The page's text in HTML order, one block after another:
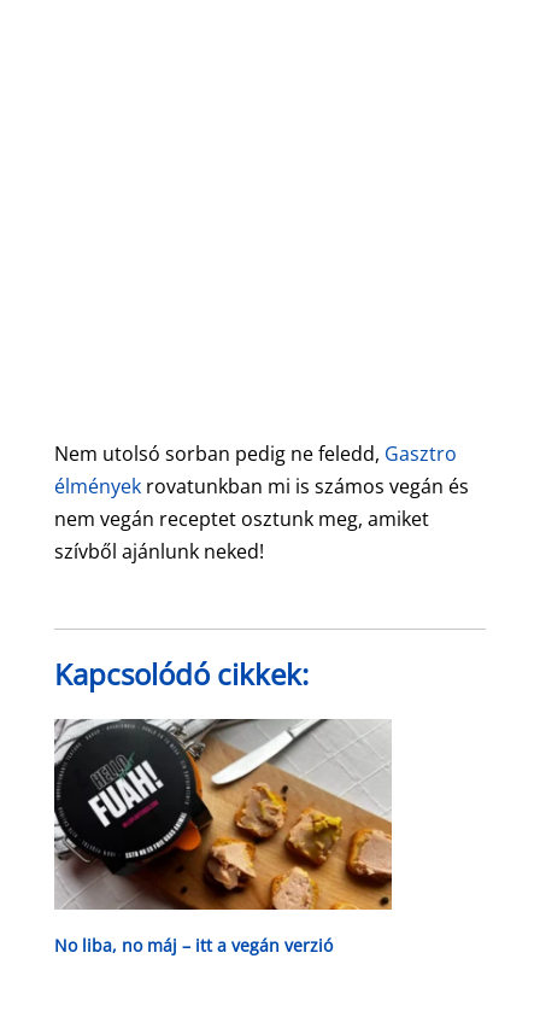
Nem utolsó sorban pedig ne feledd, Gasztro
élményekrovatunkban mi is számos vegán és
nem vegán receptet osztunk meg, amiket
szívből ajánlunk neked!
Kapcsolódó cikkek:
No liba, no máj – itt a vegán verzió